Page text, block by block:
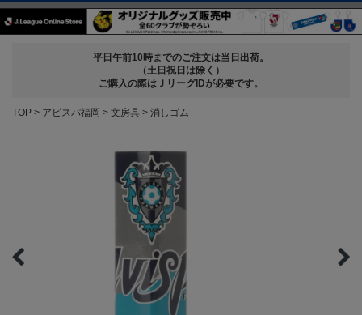
平日午前10時までのご注文は当日出荷。
（土日祝日は除く）
ご購入の際はＪリーグIDが必要です。
TOP アビスパ福岡 文房具 消しゴム